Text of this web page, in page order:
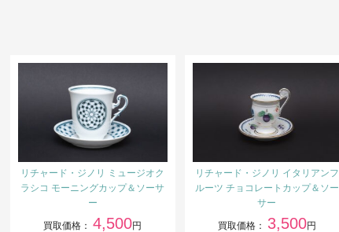
リチャード・ジノリ ミュージオク
ラシコ モーニングカップ＆ソーサ
ー
買取価格：4,500円
リチャード・ジノリ イタリアンフ
ルーツ チョコレートカップ＆ソー
サー
買取価格： 3,500円